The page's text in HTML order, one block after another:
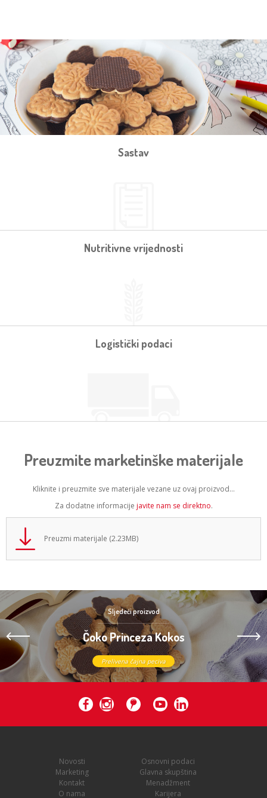
Sastav
Nutritivne vrijednosti
Logistički podaci
Preuzmite marketinške materijale
Kliknite i preuzmite sve materijale vezane uz ovaj proizvod...
Za dodatne informacije javite nam se direktno.
Preuzmi materijale (2.23MB)
Sljedeći proizvod
Čoko Princeza Kokos
Prelivena čajna peciva
Novosti
Marketing
Kontakt
O nama
Osnovni podaci
Glavna skupština
Menadžment
Karijera